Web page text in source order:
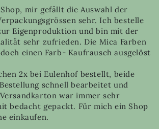
mir gefällt die Auswahl der
sehr. Ich bestelle
Eigenproduktion und bin mit der
sehr zufrieden. Die Mica Farben
einen Farb- Kaufrausch ausgelöst
2x bei Eulenhof bestellt, beide
schnell bearbeitet und
war immer sehr
bedacht gepackt. Für mich ein Shop
einkaufen.